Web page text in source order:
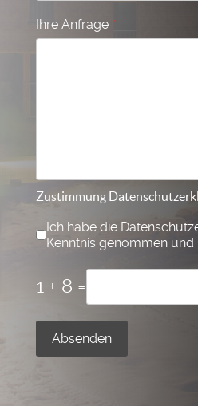
Ihre Anfrage *
Zustimmung
Ich habe die
Kenntnis genommen und
1 + 8 =
Absenden